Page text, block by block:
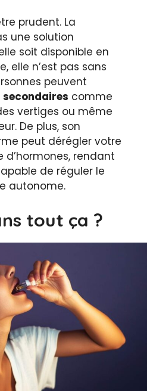
prudent. La
une solution
soit disponible en
elle n’est pas sans
peuvent
comme
vertiges ou même
De plus, son
peut dérégler votre
rendant
de réguler le
autonome.
tout ça ?